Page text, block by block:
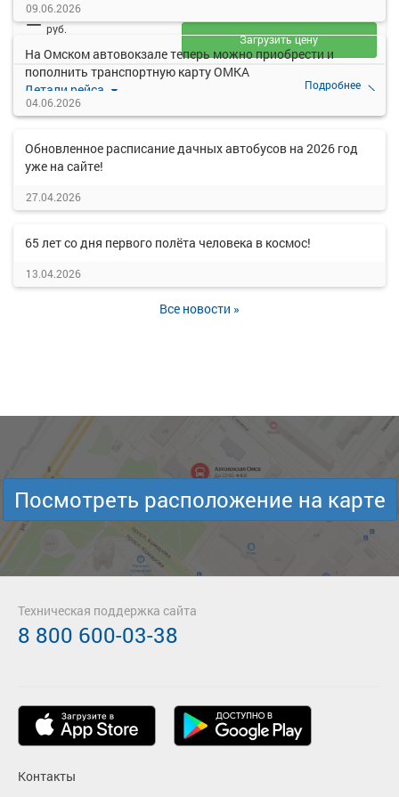
Детали рейса
Подробнее
— руб.
Загрузить цену
09.06.2026
На Омском автовокзале теперь можно приобрести и
пополнить транспортную карту ОМКА
04.06.2026
Обновленное расписание дачных автобусов на 2026 год
уже на сайте!
27.04.2026
65 лет со дня первого полёта человека в космос!
13.04.2026
Все новости »
Посмотреть расположение на карте
Контакты
Техническая поддержка сайта
8 800 600-03-38